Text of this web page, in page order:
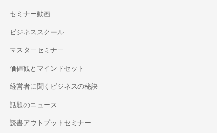
セミナー動画
ビジネススクール
マスターセミナー
価値観とマインドセット
経営者に聞くビジネスの秘訣
話題のニュース
読書アウトプットセミナー